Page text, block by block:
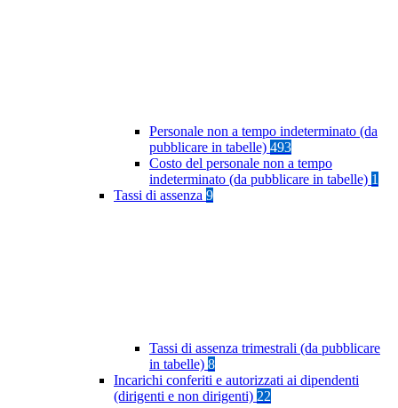
Personale non a tempo indeterminato (da
pubblicare in tabelle) 493
Costo del personale non a tempo
indeterminato (da pubblicare in tabelle) 1
Tassi di assenza 9
Tassi di assenza trimestrali (da pubblicare
in tabelle) 8
Incarichi conferiti e autorizzati ai dipendenti
(dirigenti e non dirigenti) 22